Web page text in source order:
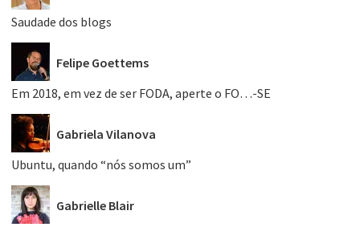
Saudade dos blogs
Felipe Goettems
Em 2018, em vez de ser FODA, aperte o FO…-SE
Gabriela Vilanova
Ubuntu, quando “nós somos um”
Gabrielle Blair